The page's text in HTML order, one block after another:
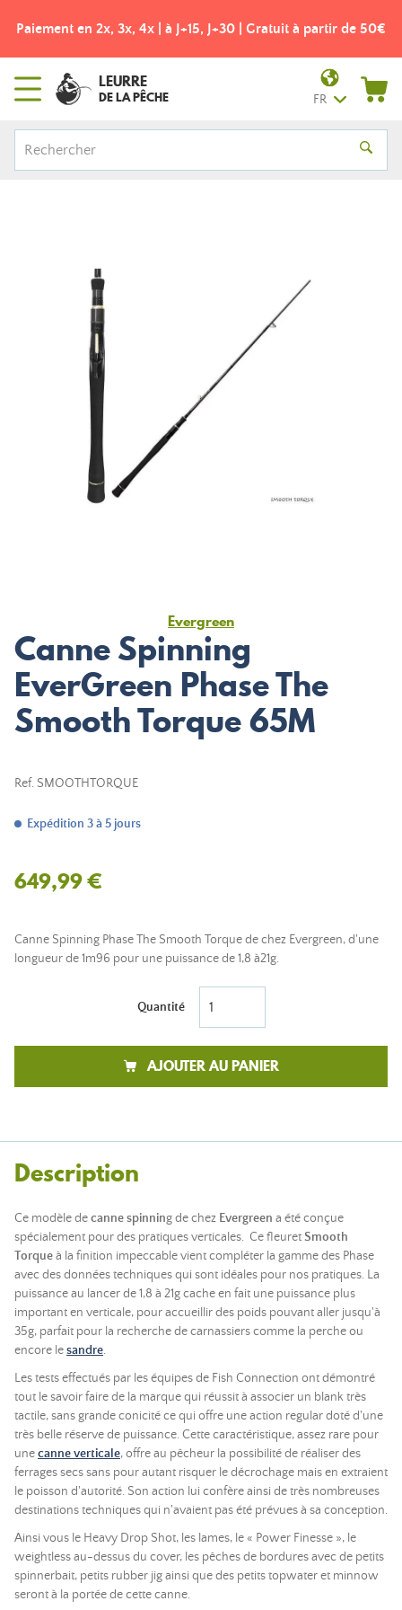
Paiement en 2x, 3x, 4x | à J+15, J+30 | Gratuit à partir de 50€
LEURRE
DE LA PÊCHE FR
Evergreen
Canne Spinning
EverGreen Phase The
Smooth Torque 65M
Ref. SMOOTHTORQUE
Expédition 3 à 5 jours
649,99 €
Canne Spinning Phase The Smooth Torque de chez Evergreen, d'une
longueur de 1m96 pour une puissance de 1,8 à21g.
Quantité
AJOUTER AU PANIER
Description
Ce modèle decanne spinning de chez Evergreen a été conçue
spécialement pour des pratiques verticales. Ce fleuretSmooth
Torqueà la finition impeccable vient compléter la gamme des Phase
avec des données techniques qui sont idéales pour nos pratiques. La
puissance au lancer de 1,8 à 21g cache en fait une puissance plus
important en verticale, pour accueillir des poids pouvant aller jusqu'à
35g, parfait pour la recherche de carnassiers comme la perche ou
encore lesandre.
Les tests effectués par les équipes de Fish Connection ont démontré
tout le savoir faire de la marque qui réussit à associer un blank très
tactile, sans grande conicité ce qui offre une action regular doté d'une
très belle réserve de puissance. Cette caractéristique, assez rare pour
unecanne verticale, offre au pêcheur la possibilité de réaliser des
ferrages secs sans pour autant risquer le décrochage mais en extraient
le poisson d'autorité. Son action lui confère ainsi de très nombreuses
destinations techniques qui n'avaient pas été prévues à sa conception.
Ainsi vous le Heavy Drop Shot, les lames, le « Power Finesse », le
weightless au-dessus du cover, les pêches de bordures avec de petits
spinnerbait, petits rubber jig ainsi que des petits topwater et minnow
seront à la portée de cette canne.